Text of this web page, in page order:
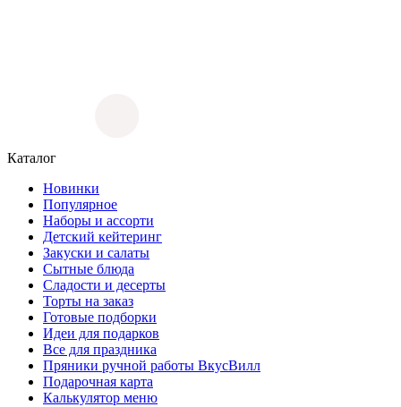
Каталог
Новинки
Популярное
Наборы и ассорти
Детский кейтеринг
Закуски и салаты
Сытные блюда
Сладости и десерты
Торты на заказ
Готовые подборки
Идеи для подарков
Все для праздника
Пряники ручной работы ВкусВилл
Подарочная карта
Калькулятор меню